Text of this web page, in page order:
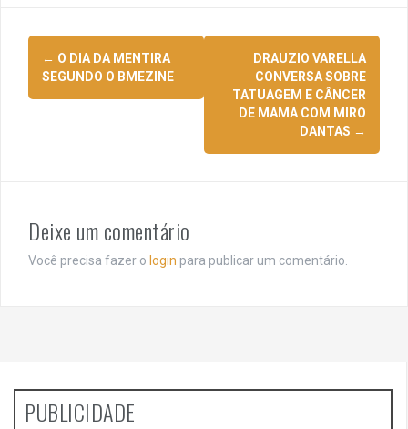
Navegação
de
posts
← O DIA DA MENTIRA
SEGUNDO O BMEZINE
DRAUZIO VARELLA
CONVERSA SOBRE
TATUAGEM E CÂNCER
DE MAMA COM MIRO
DANTAS →
Deixe um comentário
Você precisa fazer o login para publicar um comentário.
PUBLICIDADE